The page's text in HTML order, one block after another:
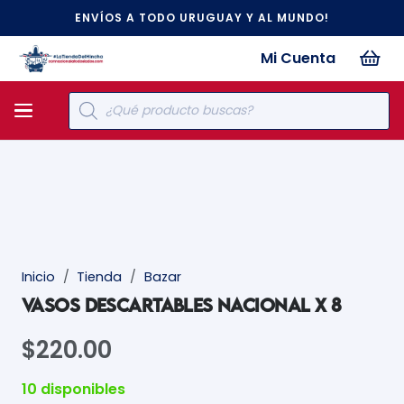
ENVÍOS A TODO URUGUAY Y AL MUNDO!
Mi Cuenta
Búsqueda
de
productos
Inicio / Tienda / Bazar
VASOS DESCARTABLES NACIONAL X 8
$220.00
10 disponibles